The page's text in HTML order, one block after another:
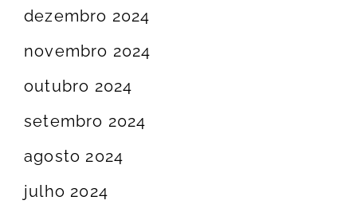
dezembro 2024
novembro 2024
outubro 2024
setembro 2024
agosto 2024
julho 2024